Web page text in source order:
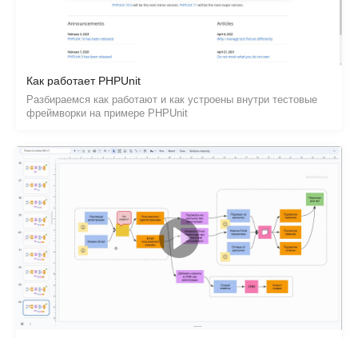
Как работает PHPUnit
Разбираемся как работают и как устроены внутри тестовые
фреймворки на примере PHPUnit